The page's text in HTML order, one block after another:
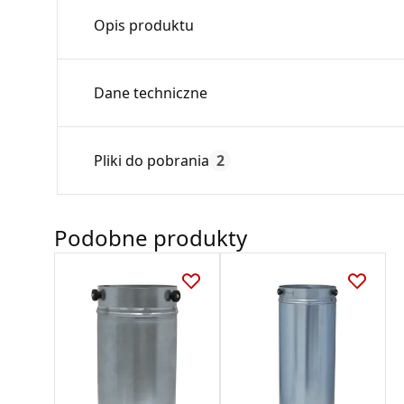
Opis produktu
Dane techniczne
Max. temperatura:
Pliki do pobrania 2
Deklaracja
DZ 01_2018.pdf
Podobne produkty